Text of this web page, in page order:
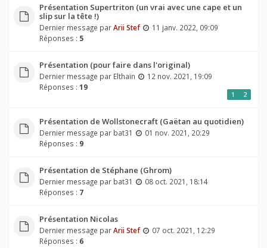
Présentation Supertriton (un vrai avec une cape et un
slip sur la tête !)
Dernier message parArii Stef
11 janv. 2022, 09:09
Réponses : 5
Présentation (pour faire dans l'original)
Dernier message par Elthaïn
12 nov. 2021, 19:09
Réponses : 19
1 2
Présentation de Wollstonecraft (Gaëtan au quotidien)
Dernier message par bat31
01 nov. 2021, 20:29
Réponses : 9
Présentation de Stéphane (Ghrom)
Dernier message par bat31
08 oct. 2021, 18:14
Réponses : 7
Présentation Nicolas
Dernier message parArii Stef
07 oct. 2021, 12:29
Réponses : 6